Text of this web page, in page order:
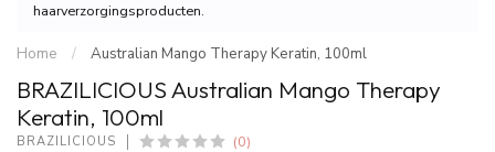
haarverzorgingsproducten.
Home / Australian Mango Therapy Keratin, 100ml
BRAZILICIOUS Australian Mango Therapy
Keratin, 100ml
BRAZILICIOUS (0)